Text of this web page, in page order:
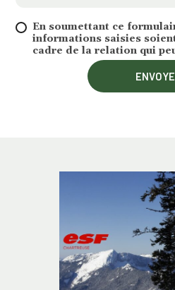
En soumettant ce
informations saisies
cadre de la relation qui